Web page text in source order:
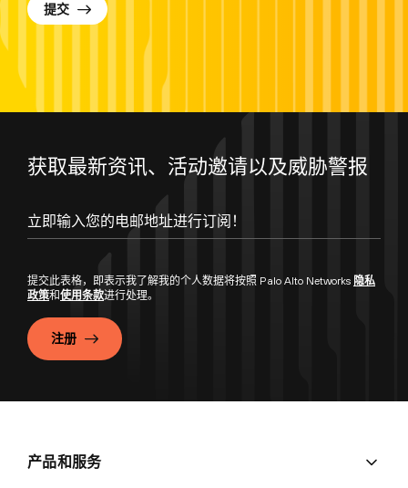
提交
获取最新资讯、活动邀请以及威胁警报
提交此表格，即表示我了解我的个人数据将按照 Palo Alto Networks 隐私
政策和使用条款进行处理。
注册
产品和服务